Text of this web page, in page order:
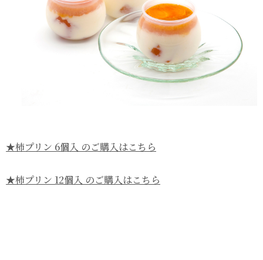
★柿プリン 6個入 のご購入はこちら
★柿プリン 12個入 のご購入はこちら